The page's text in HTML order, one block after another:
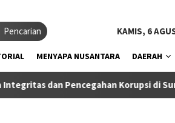
Pencarian KAMIS, 6
MENYAPA NUSANTARA DAERAH
Korupsi di Surabaya